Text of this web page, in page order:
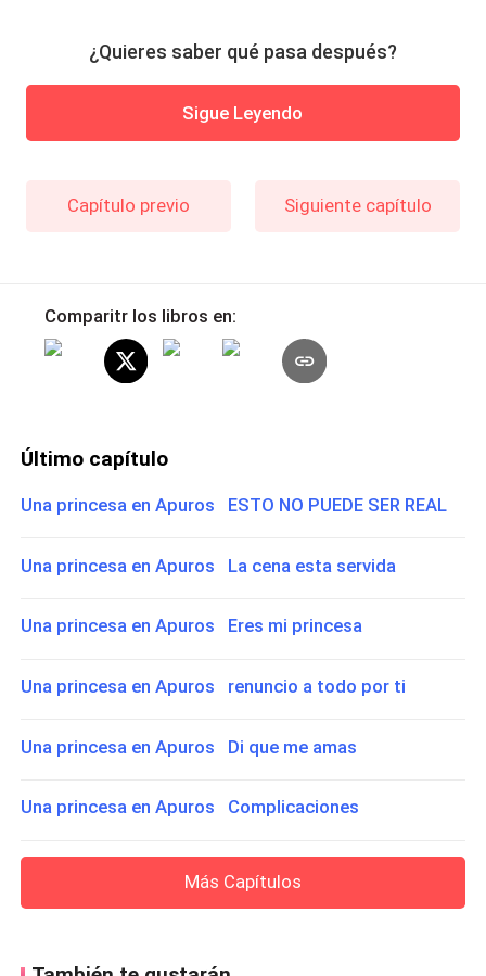
¿Quieres saber qué pasa después?
Sigue Leyendo
Capítulo previo Siguiente capítulo
Comparitr los libros en:
Último capítulo
Una princesa en Apuros ESTO NO PUEDE SER REAL
Una princesa en Apuros La cena esta servida
Una princesa en Apuros Eres mi princesa
Una princesa en Apuros renuncio a todo por ti
Una princesa en Apuros Di que me amas
Una princesa en Apuros Complicaciones
Más Capítulos